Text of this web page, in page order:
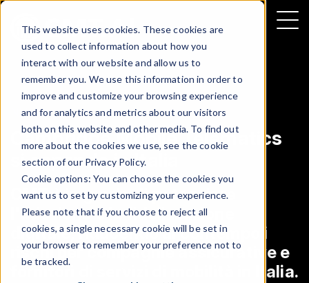
This website uses cookies. These cookies are
used to collect information about how you
interact with our website and allow us to
remember you. We use this information in order to
improve and customize your browsing experience
and for analytics and metrics about our visitors
both on this website and other media. To find out
more about the cookies we use, see the cookie
section of our Privacy Policy.
Cookie options: You can choose the cookies you
want us to set by customizing your experience.
Please note that if you choose to reject all
cookies, a single necessary cookie will be set in
your browser to remember your preference not to
be tracked.
NEWS
Cambridge Mobile Telematics
si espande in Italia
CMT è in grado di potenziare
l'adozione e la fidelizzazione
digitale, riducendo al contempo i
rischi per compagnie assicurative e
fornitori di servizi di mobilità in Italia.